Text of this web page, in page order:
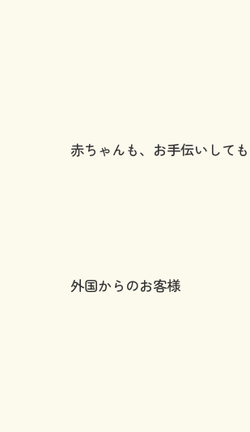
赤ちゃんも、お手伝いして
外国からのお客様